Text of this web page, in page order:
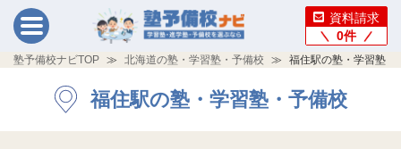
資料請求
0件
塾予備校ナビTOP 北海道の塾・学習塾・予備校 福住駅の塾・学習塾・
福住駅の塾・学習塾・予備校